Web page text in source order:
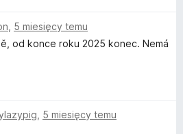
5 miesięcy temu
od konce roku 2025 konec. Nemá
5 miesięcy temu